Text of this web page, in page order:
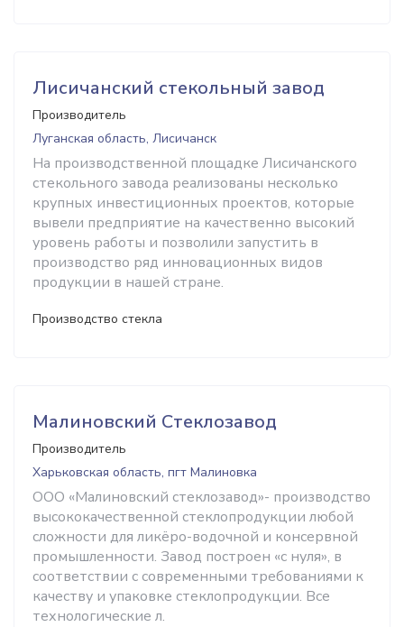
Лисичанский стекольный завод
Производитель
Луганская область, Лисичанск
На производственной площадке Лисичанского
стекольного завода реализованы несколько
крупных инвестиционных проектов, которые
вывели предприятие на качественно высокий
уровень работы и позволили запустить в
производство ряд инновацион­ных видов
продукции в нашей стране.
Производство стекла
Малиновский Стеклозавод
Производитель
Харьковская область, пгт Малиновка
ООО «Малиновский стеклозавод»- производство
высококачественной стеклопродукции любой
сложности для ликёро-водочной и консервной
промышленности. Завод построен «с нуля», в
соответствии с современными требованиями к
качеству и упаковке стеклопродукции. Все
технологические л.